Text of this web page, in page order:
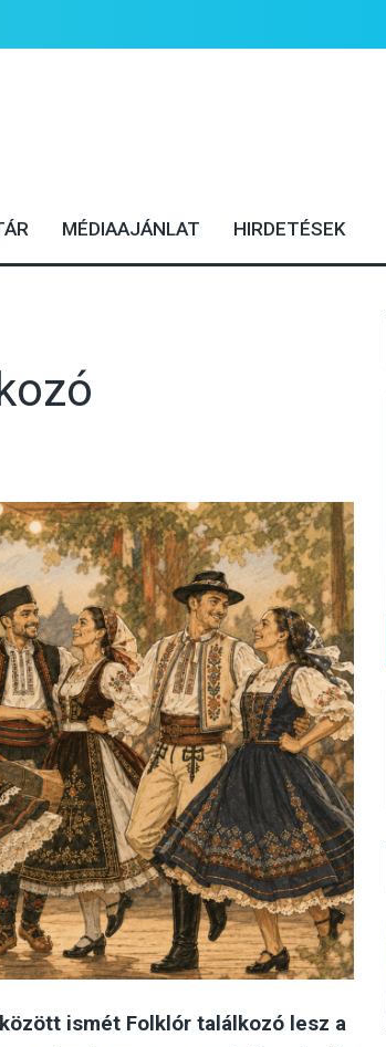
MÉDIAAJÁNLAT HIRDETÉSEK
ismét Folklór találkozó lesz a